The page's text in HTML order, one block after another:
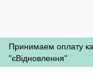
Принимаем оплату
"єВідновлення"